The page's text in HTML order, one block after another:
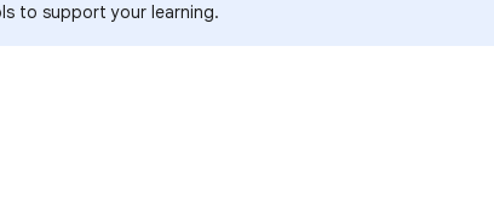
to support your learning.